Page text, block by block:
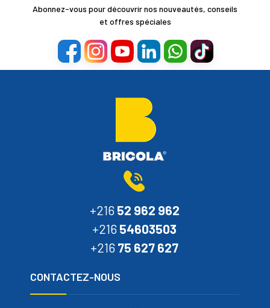
Abonnez-vous pour découvrir nos nouveautés, conseils
et offres spéciales
+216 52 962 962
+216 54603503
+216 75 627 627
CONTACTEZ-NOUS